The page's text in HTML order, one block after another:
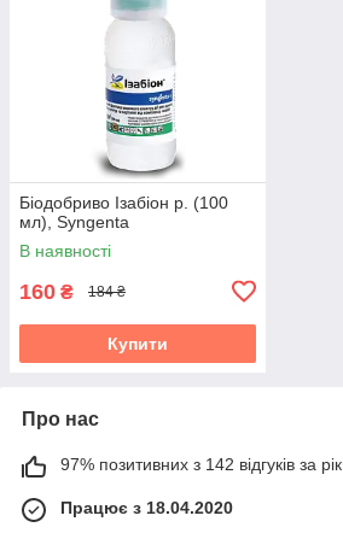
Біодобриво Ізабіон р. (100
мл), Syngenta
В наявності
160 ₴ 184 ₴
Купити
Про нас
97% позитивних з 142 відгуків за рік
Працює з 18.04.2020